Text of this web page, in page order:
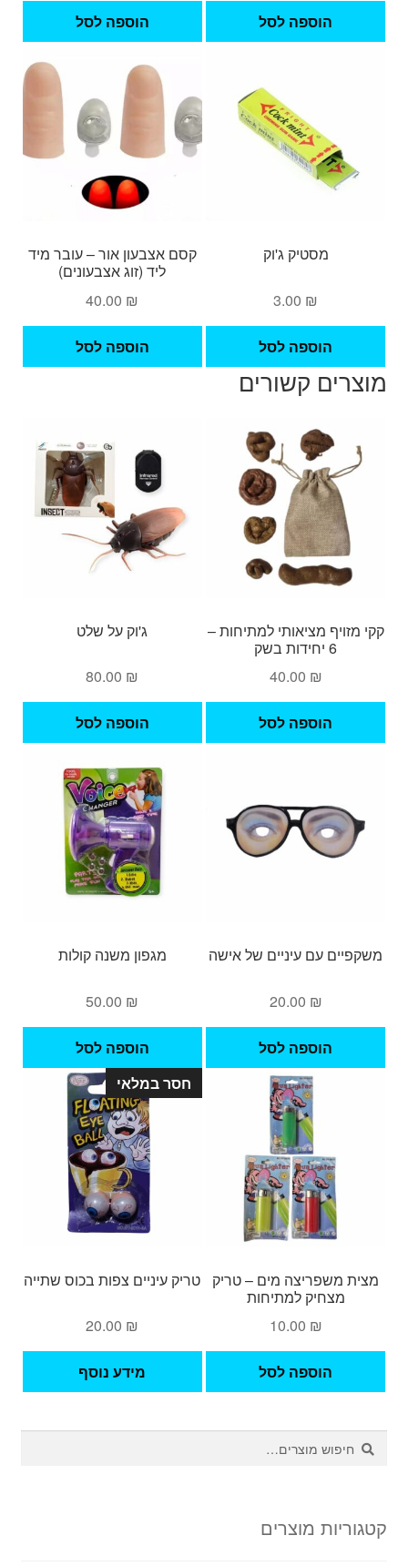
הוספה לסל הוספה לסל
מסטיק ג'וק
3.00 ₪
הוספה לסל
קסם אצבעון אור – עובר מיד
ליד (זוג אצבעונים)
40.00 ₪
הוספה לסל
מוצרים קשורים
קקי מזויף מציאותי למתיחות –
6 יחידות בשק
40.00 ₪
הוספה לסל
ג'וק על שלט
80.00 ₪
הוספה לסל
משקפיים עם עיניים של אישה
20.00 ₪
הוספה לסל
מגפון משנה קולות
50.00 ₪
הוספה לסל
מצית משפריצה מים – טריק
מצחיק למתיחות
10.00 ₪
הוספה לסל
חסר במלאי
טריק עיניים צפות בכוס שתייה
20.00 ₪
מידע נוסף
חיפוש
עבור:
חיפוש
קטגוריות מוצרים